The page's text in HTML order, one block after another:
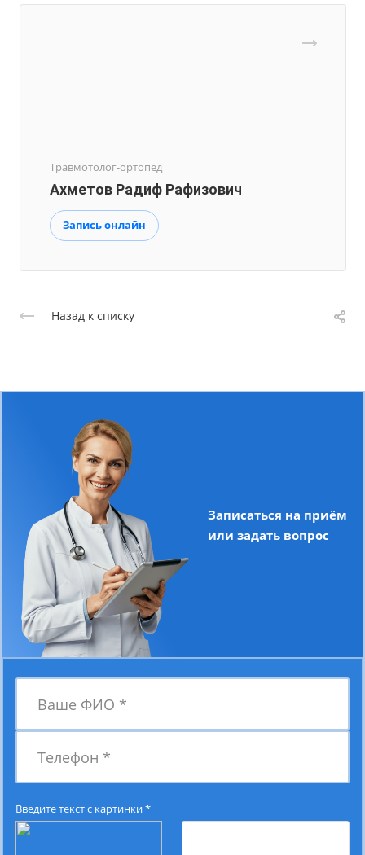
Травмотолог-ортопед
Ахметов Радиф Рафизович
Запись онлайн
Назад к списку
Записаться на приём
или задать вопрос
Ваше ФИО *
Телефон *
Введите текст с картинки*